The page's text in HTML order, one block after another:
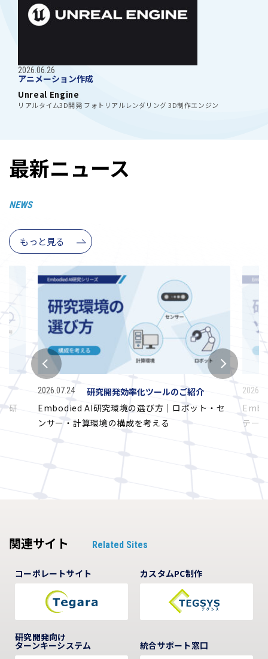
2026.06.26
アニメーション作成
Unreal Engine
リアルタイム3D開発 フォトリアルレンダリング 3D制作エンジン
最新ニュース
NEWS
もっと見る
研
2026.07.24
研究開発効率化ツールのご紹介
Embodied AI研究環境の選び方｜ロボット・セ
ンサー・計算環境の構成を考える
テー
関連サイト Related Sites
コーポレートサイト カスタムPC制作
研究開発向け
ターンキーシステム 統合サポート窓口